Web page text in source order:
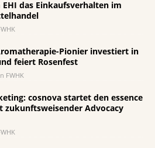
das Einkaufsverhalten im
Pionier investiert in
feiert Rosenfest
FWHK
cosnova startet den essence
zukunftsweisender Advocacy